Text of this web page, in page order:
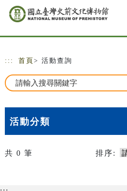
跳到主要內容
網站導覽
::: 首頁 > 活動查詢
活動分類
共 0 筆 排序: